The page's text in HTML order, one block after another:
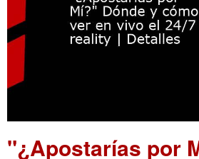
"¿Apostarías por